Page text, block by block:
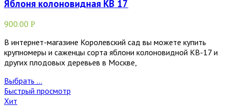
Яблоня колоновидная КВ 17
900.00 Р
В интернет-магазине Королевский сад вы можете купить
крупномеры и саженцы сорта яблони колоновидной КВ-17 и
других плодовых деревьев в Москве,
Выбрать ...
Быстрый просмотр
Хит